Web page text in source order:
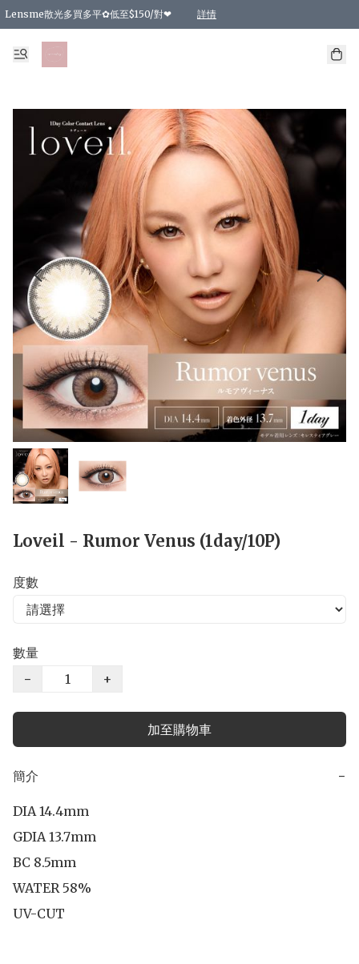
Lensme散光多買多平✿低至$150/對❤ 詳情
台灣Karacon⁩✧日拋 特價清貨❁⃘
日本韓國多款日/月拋現貨☼ 特價❤︎數量有限 售完即止
🇰🇷韓國多款月拋現貨 特價兩對$99✿數量有限 售完即止♫
精選商品，任選買2件或以上9 折；買4件或以上85 折；買6件或以上8 折
精選商品，任選買2件HKD 140.00；買4件HKD 260.00
精選商品，任選買2件HKD 190.00；買4件HKD 360.00
精選商品，任選買2件HKD 110.00；買4件HKD 180.00
精選商品，任選買2件HKD 170.00；買4件HKD 320.00
精選商品，任選買2件或以上減HKD 148.00
精選商品，任選買2件或以上減HKD 148.00
精選商品，任選買2件或以上95 折；買4件或以上9 折；買6件或以上85 折；買8件
精選商品，任選買12件或以上87 折
精選商品，任選買2件或以上減HKD 16.00；買4件或以上減HKD 32.00；買6
精選商品，任選買2件或以上95 折；買4件或以上9 折；買8件或以上85 折；買12
購物滿 HKD 800.00即享免運費優惠！（適用於 特定的送貨方式 )
Loveil - Rumor Venus (1day/10P)
度數
數量
−
+
加至購物車
簡介 −
DIA 14.4mm
GDIA 13.7mm
BC 8.5mm
WATER 58%
UV-CUT